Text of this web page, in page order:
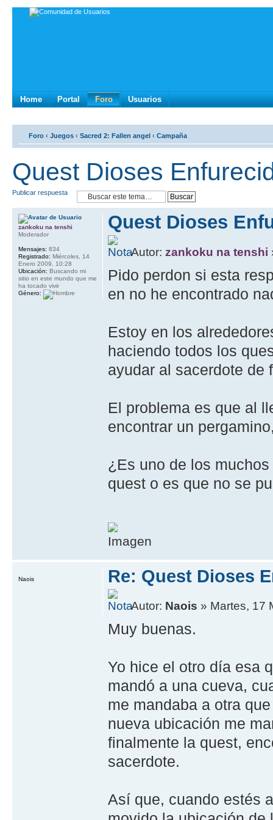
Home Portal Foro Usuarios
Foro ‹ Juegos ‹ Sacred 2: Fallen angel ‹ Campaña
Quest Dioses
Publicar respuesta
Quest Dioses
Autor:zankoku na tenshi
Pido perdon si esta
en no he encontrado
Estoy en los
haciendo todos los
ayudar al sacerdote de
El problema es que al
encontrar un
¿Es uno de los
quest o es que no se
zankoku na tenshi
Moderador
Mensajes: 834
Registrado: Miércoles, 14
Enero 2009, 10:28
Ubicación: Buscando mi
sitio en este mundo que me
ha tocado vivir
Género:
Re: Quest Dioses
Autor: Naois » Martes, 17
Muy buenas.
Yo hice el otro día esa
mandó a una cueva,
me mandaba a otra
nueva ubicación me
finalmente la quest,
sacerdote.
Así que, cuando estés
Naois